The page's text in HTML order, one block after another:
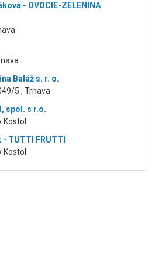
- OVOCIE-ZELENINA
Baláž s. r. o.
5 , Trnava
spol. s r.o.
Kostol
TUTTI FRUTTI
Kostol